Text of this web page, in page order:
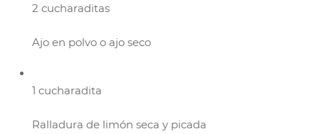
2 cucharaditas
Ajo en polvo o ajo seco
1 cucharadita
Ralladura de limón seca y picada